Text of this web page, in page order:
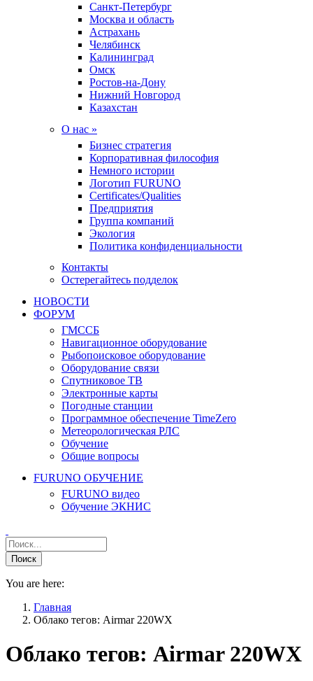
Санкт-Петербург
Москва и область
Астрахань
Челябинск
Калининград
Омск
Ростов-на-Дону
Нижний Новгород
Казахстан
О нас »
Бизнес стратегия
Корпоративная философия
Немного истории
Логотип FURUNO
Certificates/Qualities
Предприятия
Группа компаний
Экология
Политика конфиденциальности
Контакты
Остерегайтесь подделок
НОВОСТИ
ФОРУМ
ГМССБ
Навигационное оборудование
Рыбопоисковое оборудование
Оборудование связи
Спутниковое ТВ
Электронные карты
Погодные станции
Программное обеспечение TimeZero
Метеорологическая РЛС
Обучение
Общие вопросы
FURUNO ОБУЧЕНИЕ
FURUNO видео
Обучение ЭКНИС
You are here:
Главная
Облако тегов: Airmar 220WX
Облако тегов: Airmar 220WX